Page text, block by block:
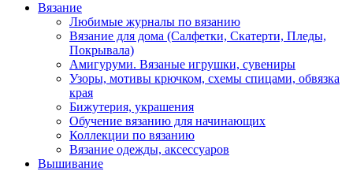
Вязание
Любимые журналы по вязанию
Вязание для дома (Салфетки, Скатерти, Пледы,
Покрывала)
Амигуруми. Вязаные игрушки, сувениры
Узоры, мотивы крючком, схемы спицами, обвязка
края
Бижутерия, украшения
Обучение вязанию для начинающих
Коллекции по вязанию
Вязание одежды, аксессуаров
Вышивание